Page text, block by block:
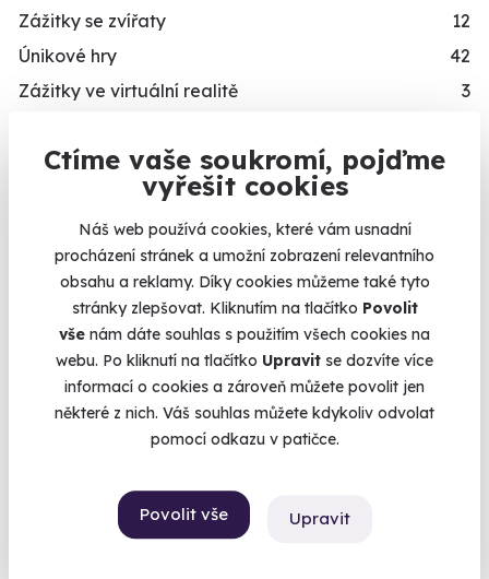
Ctíme vaše soukromí, pojďme
vyřešit cookies
Náš web používá cookies, které vám usnadní
procházení stránek a umožní zobrazení relevantního
obsahu a reklamy. Díky cookies můžeme také tyto
stránky zlepšovat. Kliknutím na tlačítko Povolit
vše nám dáte souhlas s použitím všech cookies na
webu. Po kliknutí na tlačítko Upravit se dozvíte více
informací o cookies a zároveň můžete povolit jen
některé z nich. Váš souhlas můžete kdykoliv odvolat
pomocí odkazu v patičce.
Povolit vše Upravit
Kalendář volných
termínů
Termíny pro zvolenou variantu:
Chcete rezervovat termín?
Objednat poukaz
rezervujte vy nebo obdarovaný později.
Již mám poukaz
Zážitky se zvířaty
12
Únikové hry
42
Zážitky ve virtuální realitě
3
Dárkové balíčky
Zážitky v akci
Novinka
Exkluzivně u Zážitky.cz
PRO KOHO
Dárky pro muže
Dárky pro ženy
Skupinové zážitky
Zážitky pro handicapované